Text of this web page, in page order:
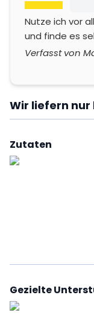
Nutze ich vor
und finde es
Verfasst von
Wir liefern
Zutaten
Gezielte